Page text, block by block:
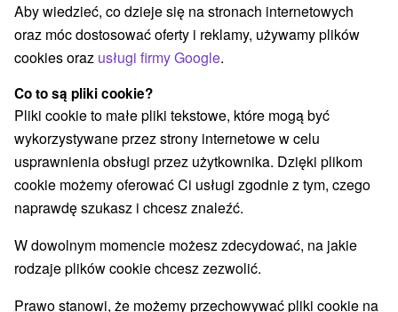
Zarezerwuj przez booking
REZERWACJA I WYBÓR OFERTY
Skontaktuj się bezpośrednio z właścicielem.
Przejdź do lokalizacji
O URZĄDZENIA SPRZĘT
Aby wiedzieć, co dzieje się na stronach internetowych
oraz móc dostosować oferty i reklamy, używamy plików
cookies oraz usługi firmy Google.
Co to są pliki cookie?
Pliki cookie to małe pliki tekstowe, które mogą być
wykorzystywane przez strony internetowe w celu
usprawnienia obsługi przez użytkownika. Dzięki plikom
cookie możemy oferować Ci usługi zgodnie z tym, czego
naprawdę szukasz i chcesz znaleźć.
W dowolnym momencie możesz zdecydować, na jakie
rodzaje plików cookie chcesz zezwolić.
Prawo stanowi, że możemy przechowywać pliki cookie na